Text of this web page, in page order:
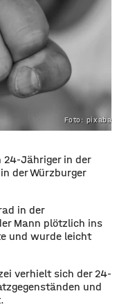
Foto:
24-Jähriger in der
der Würzburger
in der
Mann plötzlich ins
und wurde leicht
verhielt sich der 24-
und